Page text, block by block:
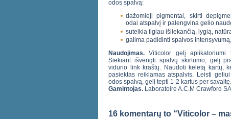
odos spalvą:
dažomieji pigmentai, skirti
odai atspalvį ir palengvina gelio
suteikia ilgiau išliekančią, lygią,
galima padidinti spalvos
Naudojimas.Viticolor gelį
Siekiant išvengti spalvų skirtumo, gelį
vidurio link kraštų. Naudoti keletą kartų,
pasiektas reikiamas atspalvis. Leisti
odos spalvą, gelį tepti 1-2 kartus per savaitę.
Gamintojas. Laboratoire A.C.M Crawford
16 komentarų to “Viticolor –